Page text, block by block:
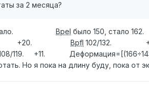
за 2 месяца?
Bpel было 150, стало
+20. Bpfl 102/
108/119. +11.
Но я пока на длину буду, пока от